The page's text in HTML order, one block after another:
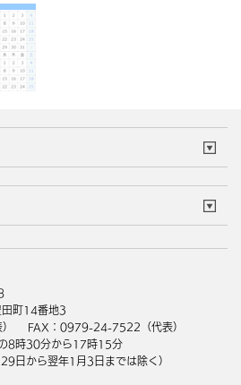
組織案内
町14番地3
FAX：0979-24-7522（代表）
8時30分から17時15分
日から翌年1月3日までは除く）